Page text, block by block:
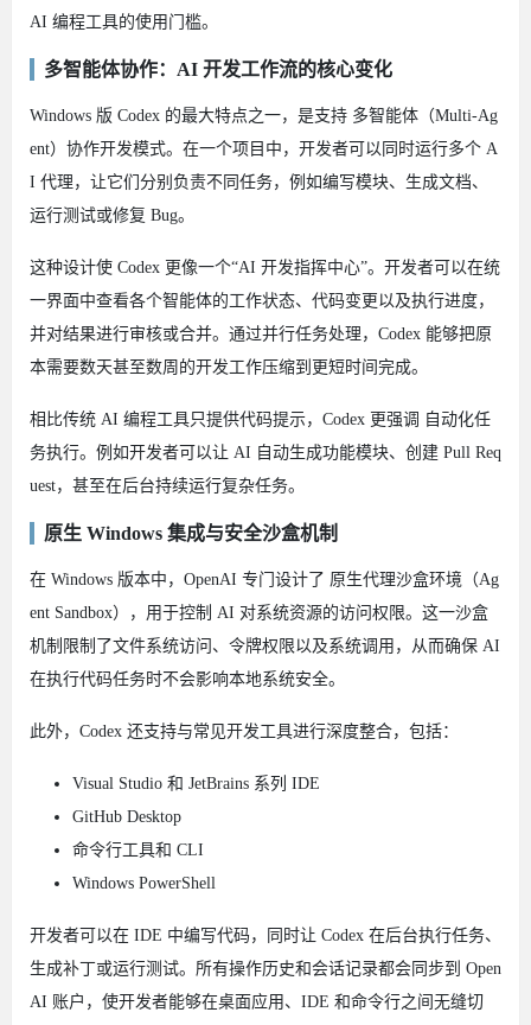
AI 编程工具的使用门槛。
多智能体协作：AI 开发工作流的核心变化
Windows 版 Codex 的最大特点之一，是支持 多智能体（Multi-Ag
ent）协作开发模式。在一个项目中，开发者可以同时运行多个 A
I 代理，让它们分别负责不同任务，例如编写模块、生成文档、
运行测试或修复 Bug。
这种设计使 Codex 更像一个“AI 开发指挥中心”。开发者可以在统
一界面中查看各个智能体的工作状态、代码变更以及执行进度，
并对结果进行审核或合并。通过并行任务处理，Codex 能够把原
本需要数天甚至数周的开发工作压缩到更短时间完成。
相比传统 AI 编程工具只提供代码提示，Codex 更强调 自动化任
务执行。例如开发者可以让 AI 自动生成功能模块、创建 Pull Req
uest，甚至在后台持续运行复杂任务。
原生 Windows 集成与安全沙盒机制
在 Windows 版本中，OpenAI 专门设计了 原生代理沙盒环境（Ag
ent Sandbox），用于控制 AI 对系统资源的访问权限。这一沙盒
机制限制了文件系统访问、令牌权限以及系统调用，从而确保 AI
在执行代码任务时不会影响本地系统安全。
此外，Codex 还支持与常见开发工具进行深度整合，包括：
Visual Studio 和 JetBrains 系列 IDE
GitHub Desktop
命令行工具和 CLI
Windows PowerShell
开发者可以在 IDE 中编写代码，同时让 Codex 在后台执行任务、
生成补丁或运行测试。所有操作历史和会话记录都会同步到 Open
AI 账户，使开发者能够在桌面应用、IDE 和命令行之间无缝切